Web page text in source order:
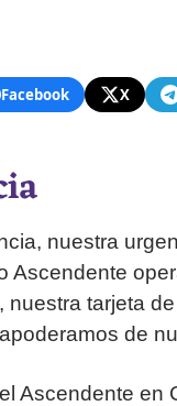
Facebook X
nuestra
Ascendente
tarjeta
de
Ascendente en